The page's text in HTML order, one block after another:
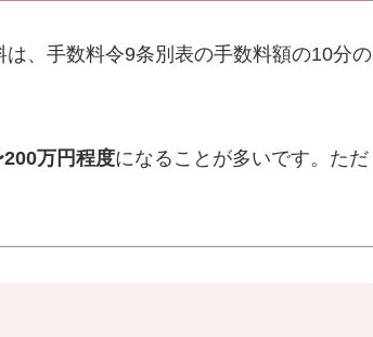
、手数料令9条別表の手数料額の10分の
万円程度になることが多いです。ただ